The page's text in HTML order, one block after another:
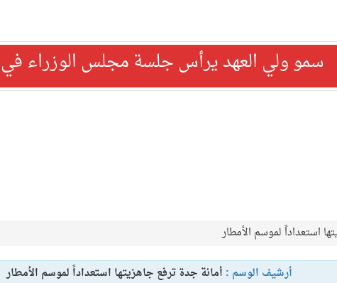
سمو ولي العهد يرأس جلسة مجلس الوزراء
استعداداً لموسم الأمطار
أرشيف الوسم : أمانة جدة ترفع جاهزيتها استعداداً لموسم الأمطار